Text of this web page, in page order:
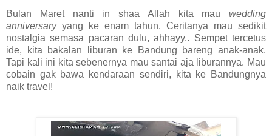
Bulan Maret nanti in shaa Allah kita mau wedding
anniversaryyang ke enam tahun. Ceritanya mau sedikit
nostalgia semasa pacaran dulu, ahhayy.. Sempet tercetus
ide, kita bakalan liburan ke Bandung bareng anak-anak.
Tapi kali ini kita sebenernya mau santai aja liburannya. Mau
cobain gak bawa kendaraan sendiri, kita ke Bandungnya
naik travel!